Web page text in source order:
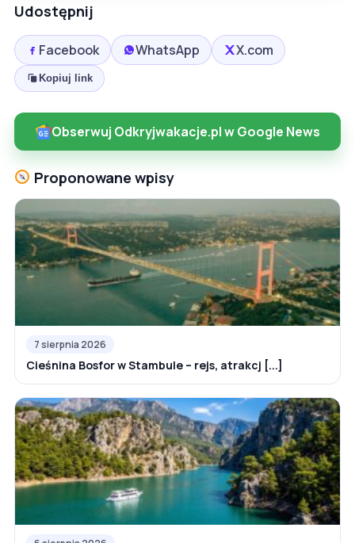
Udostępnij
Facebook WhatsApp X.com
Kopiuj link
Obserwuj Odkryjwakacje.pl w Google News
Proponowane wpisy
7 sierpnia 2026
Cieśnina Bosfor w Stambule – rejs, atrakcj [...]